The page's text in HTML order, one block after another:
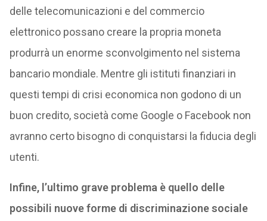
delle telecomunicazioni e del commercio
elettronico possano creare la propria moneta
produrrà un enorme sconvolgimento nel sistema
bancario mondiale. Mentre gli istituti finanziari in
questi tempi di crisi economica non godono di un
buon credito, società come Google o Facebook non
avranno certo bisogno di conquistarsi la fiducia degli
utenti.
Infine, l’ultimo grave problema è quello delle
possibili nuove forme di discriminazione sociale